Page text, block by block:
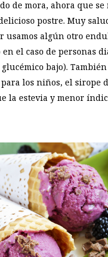
de mora, ahora que se
postre. Muy
usamos algún otro
el caso de personas
bajo).
los niños, el sirope
la estevia y menor